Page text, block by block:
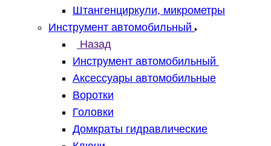
Штангенциркули, микрометры
Инструмент автомобильный
Назад
Инструмент автомобильный
Аксессуары автомобильные
Воротки
Головки
Домкраты гидравлические